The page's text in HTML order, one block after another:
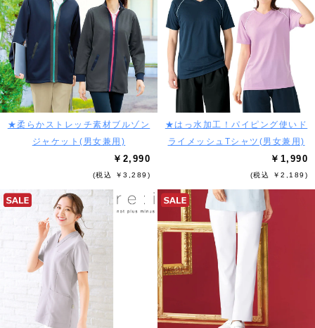
★柔らかストレッチ素材ブルゾン
ジャケット(男女兼用)
￥2,990
(税込 ￥3,289)
★はっ水加工！パイピング使いド
ライメッシュTシャツ(男女兼用)
￥1,990
(税込 ￥2,189)